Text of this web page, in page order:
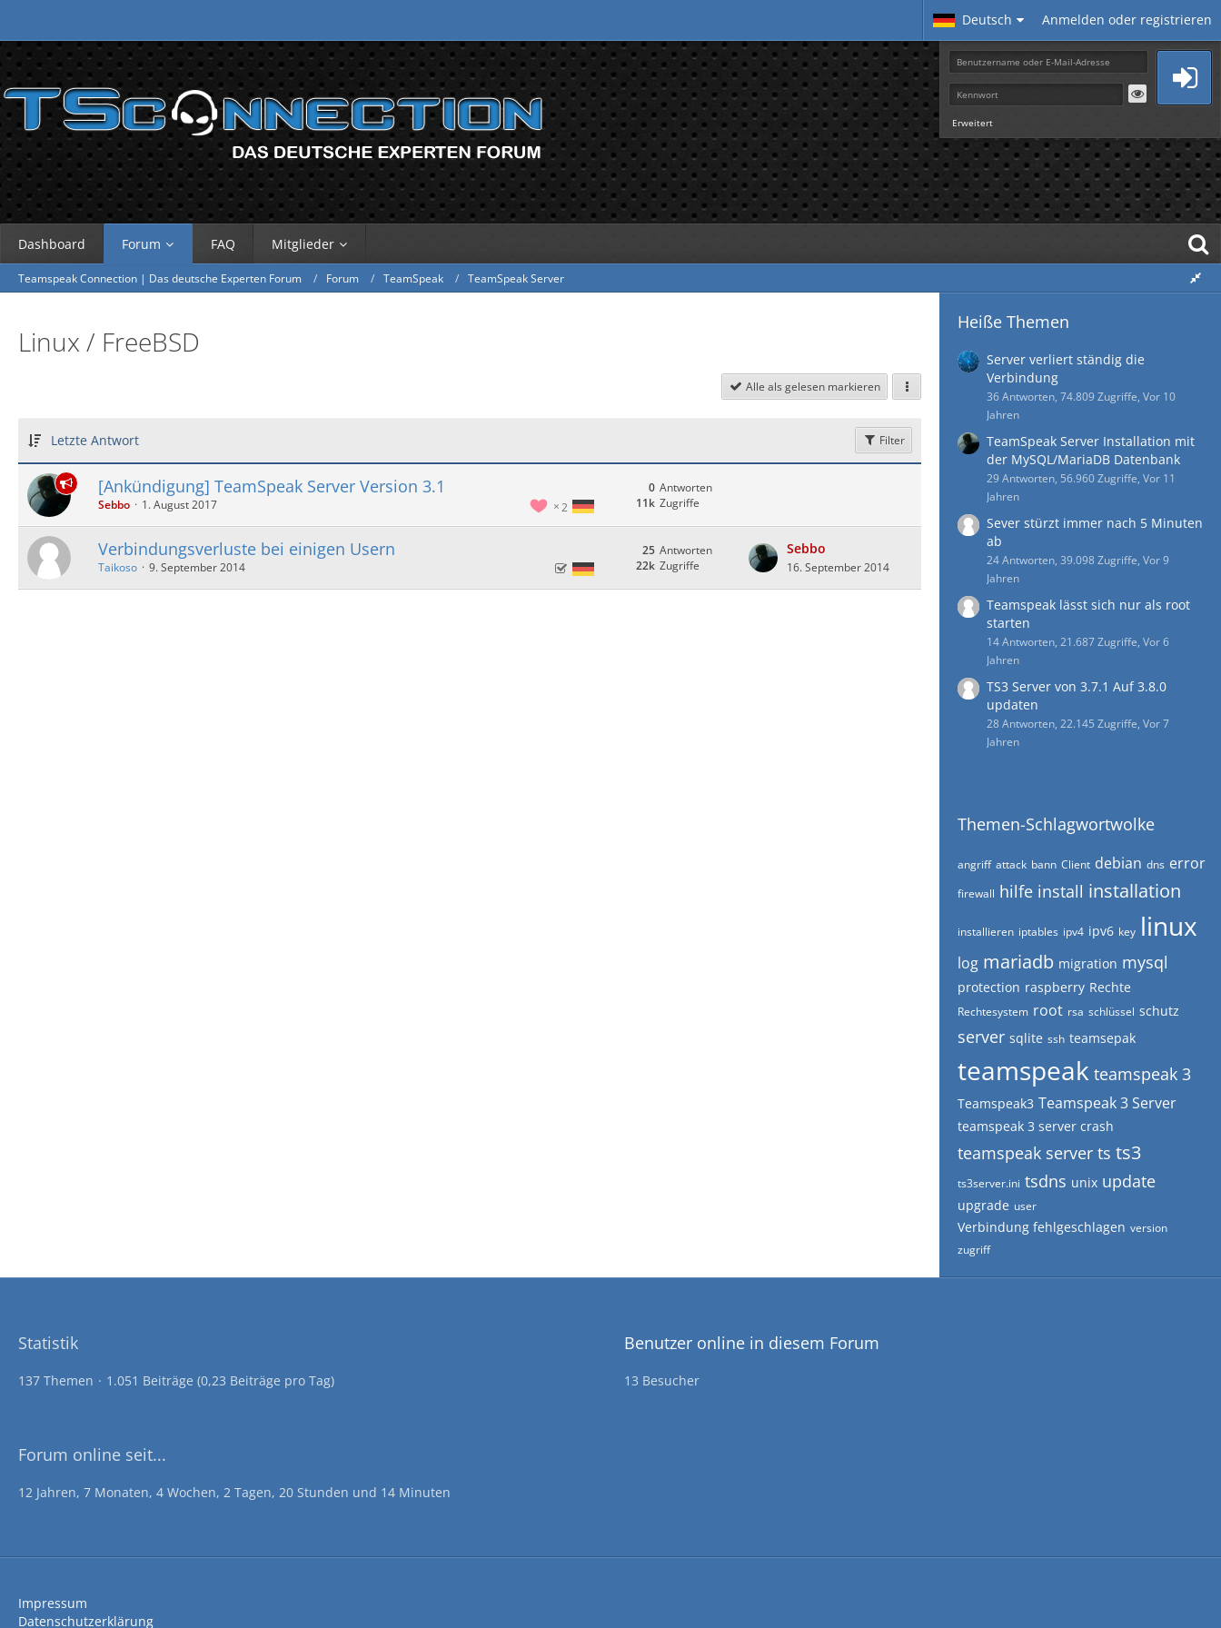
Deutsch Anmelden oder registrieren
Erweitert
Dashboard Forum FAQ Mitglieder
Teamspeak Connection | Das deutsche Experten Forum Forum TeamSpeak TeamSpeak Server
Linux / FreeBSD
Alle als gelesen markieren
Letzte Antwort Filter
[Ankündigung] TeamSpeak Server Version 3.1
2
Sebbo 1. August 2017
Antworten
0
Zugriffe
11k
Verbindungsverluste bei einigen Usern
Taikoso 9. September 2014
Antworten
25
Zugriffe
22k
Sebbo
16. September 2014
Heiße Themen
Server verliert ständig die
Verbindung
36 Antworten, 74.809 Zugriffe, Vor 10
Jahren
TeamSpeak Server Installation mit
der MySQL/MariaDB Datenbank
29 Antworten, 56.960 Zugriffe, Vor 11
Jahren
Sever stürzt immer nach 5 Minuten
ab
24 Antworten, 39.098 Zugriffe, Vor 9
Jahren
Teamspeak lässt sich nur als root
starten
14 Antworten, 21.687 Zugriffe, Vor 6
Jahren
TS3 Server von 3.7.1 Auf 3.8.0
updaten
28 Antworten, 22.145 Zugriffe, Vor 7
Jahren
Themen-Schlagwortwolke
angriff attack bann Client debian dns error
firewall hilfe install installation
installieren iptables ipv4 ipv6 key linux
log mariadb migration mysql
protection raspberry Rechte
Rechtesystem root rsa schlüssel schutz
server sqlite ssh teamsepak
teamspeak teamspeak 3
Teamspeak3 Teamspeak 3 Server
teamspeak 3 server crash
teamspeak server ts ts3
ts3server.ini tsdns unix update
upgrade user
Verbindung fehlgeschlagen version
zugriff
Statistik
137 Themen 1.051 Beiträge (0,23 Beiträge pro Tag)
Benutzer online in diesem Forum
13 Besucher
Forum online seit...
12 Jahren, 7 Monaten, 4 Wochen, 2 Tagen, 20 Stunden und 14 Minuten
Impressum
Datenschutzerklärung